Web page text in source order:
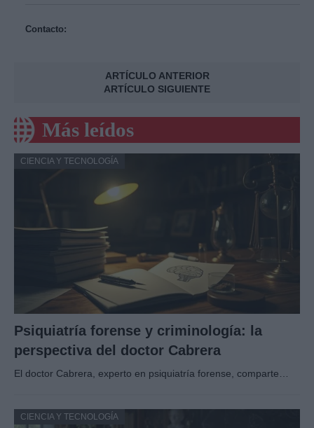
Contacto:
ARTÍCULO ANTERIOR
ARTÍCULO SIGUIENTE
Más leídos
CIENCIA Y TECNOLOGÍA
Psiquiatría forense y criminología: la
perspectiva del doctor Cabrera
El doctor Cabrera, experto en psiquiatría forense, comparte…
CIENCIA Y TECNOLOGÍA